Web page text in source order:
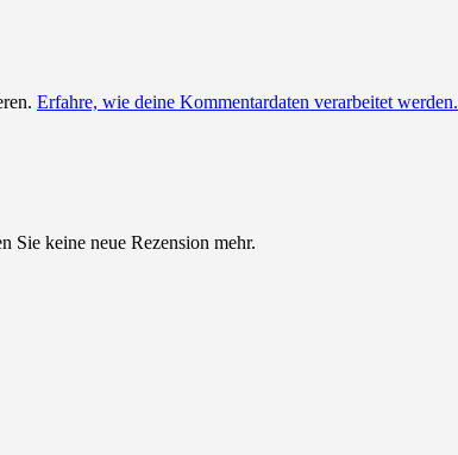
Erfahre, wie deine Kommentardaten verarbeitet werden.
Sie keine neue Rezension mehr.